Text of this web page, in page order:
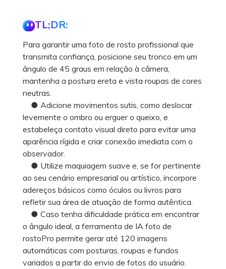
TL;DR:
Para garantir uma foto de rosto profissional que
transmita confiança, posicione seu tronco em um
ângulo de 45 graus em relação à câmera,
mantenha a postura ereta e vista roupas de cores
neutras.
● Adicione movimentos sutis, como deslocar
levemente o ombro ou erguer o queixo, e
estabeleça contato visual direto para evitar uma
aparência rígida e criar conexão imediata com o
observador.
● Utilize maquiagem suave e, se for pertinente
ao seu cenário empresarial ou artístico, incorpore
adereços básicos como óculos ou livros para
refletir sua área de atuação de forma autêntica.
● Caso tenha dificuldade prática em encontrar
o ângulo ideal, a ferramenta de IA foto de
rostoPro permite gerar até 120 imagens
automáticas com posturas, roupas e fundos
variados a partir do envio de fotos do usuário.